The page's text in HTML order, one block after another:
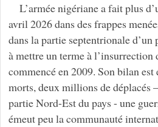
L’armée nigériane a fait plus
avril 2026 dans des frappes
dans la partie septentrionale d’un
à mettre un terme à
commencé en 2009. Son bilan
morts, deux millions de déplacés
partie Nord-Est du pays - une
émeut peu la communauté